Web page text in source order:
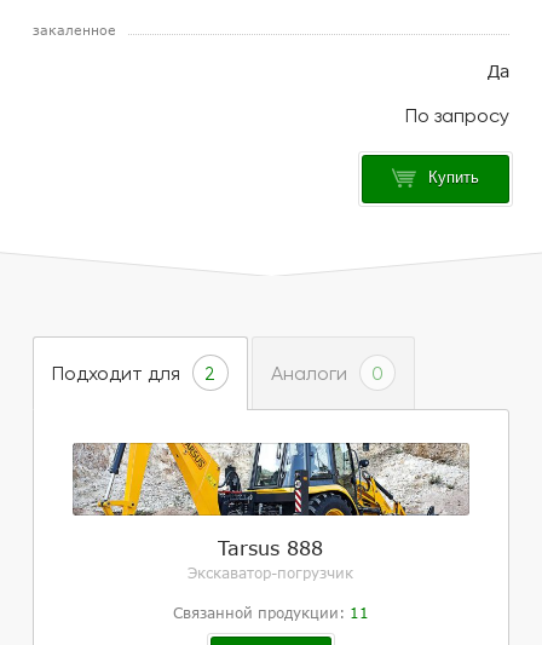
закаленное
Да
Купить
Подходит для 2 Аналоги 0
Tarsus 888
Экскаватор-погрузчик
Связанной продукции: 11